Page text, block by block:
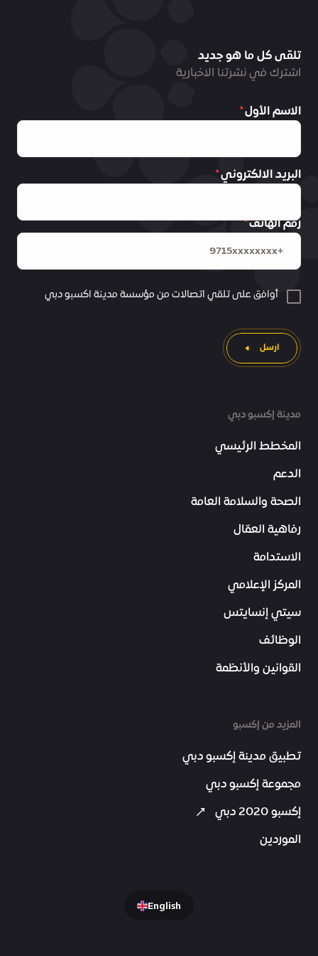
مدينة إكسبو دبي
المخطط الرئيسي
الدعم
الصحة والسلامة العامة
رفاهية العمّال
الاستدامة
المركز الإعلامي
سيتي إنسايتس
الوظائف
القوانين والأنظمة
المزيد من إكسبو
تطبيق مدينة إكسبو دبي
مجموعة إكسبو دبي
إكسبو 2020 دبي
الموردين
تلقى كل ما هو جديد
اشترك في نشرتنا الاخبارية
الاسم الأول
البريد الالكتروني
رقم الهاتف
أوافق على تلقي اتصالات من مؤسسة مدينة اكسبو دبي
ارسل
English